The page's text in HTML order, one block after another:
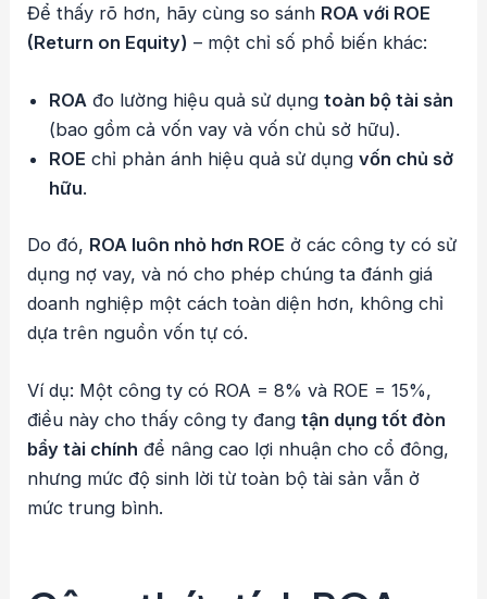
Để thấy rõ hơn, hãy cùng so sánh ROA với ROE
(Return on Equity) – một chỉ số phổ biến khác:
ROA đo lường hiệu quả sử dụngtoàn bộ tài sản
(bao gồm cả vốn vay và vốn chủ sở hữu).
ROE chỉ phản ánh hiệu quả sử dụngvốn chủ sở
hữu.
Do đó, ROA luôn nhỏ hơn ROE ở các công ty có sử
dụng nợ vay, và nó cho phép chúng ta đánh giá
doanh nghiệp một cách toàn diện hơn, không chỉ
dựa trên nguồn vốn tự có.
Ví dụ: Một công ty có ROA = 8% và ROE = 15%,
điều này cho thấy công ty đangtận dụng tốt đòn
bẩy tài chính để nâng cao lợi nhuận cho cổ đông,
nhưng mức độ sinh lời từ toàn bộ tài sản vẫn ở
mức trung bình.